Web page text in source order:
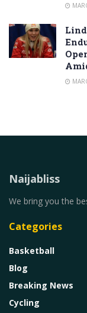
Naijabliss
We bring you the
Categories
Basketball
Blog
Breaking News
Cycling